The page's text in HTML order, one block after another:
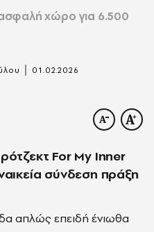
χώρο για 6.500
01.02.2026
For My Inner
σύνδεση πράξη
απλώς επειδή ένιωθα